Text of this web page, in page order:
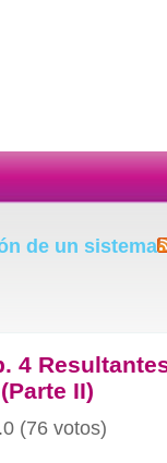
de un sistema
4
II)
(76 votos)